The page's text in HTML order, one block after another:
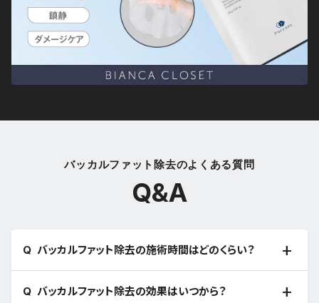
バッカルファット除去のよくある質問
Q&A
バッカルファット除去の施術時間はどのくらい？
バッカルファット除去の効果はいつから？